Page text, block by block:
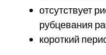
отсутствует
рубцевания
короткий